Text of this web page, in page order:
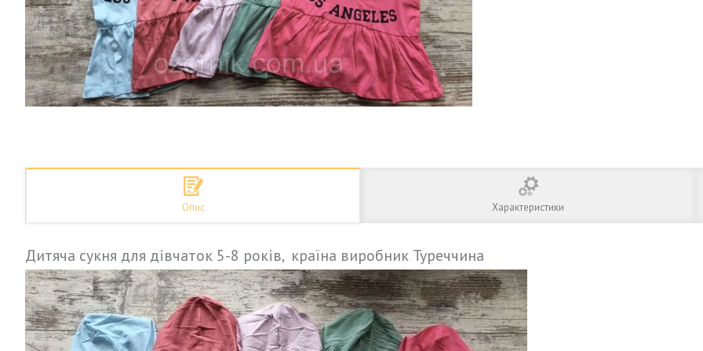
Опис Характеристики
Дитяча сукня для дівчаток 5-8 років, країна виробник Туреччина